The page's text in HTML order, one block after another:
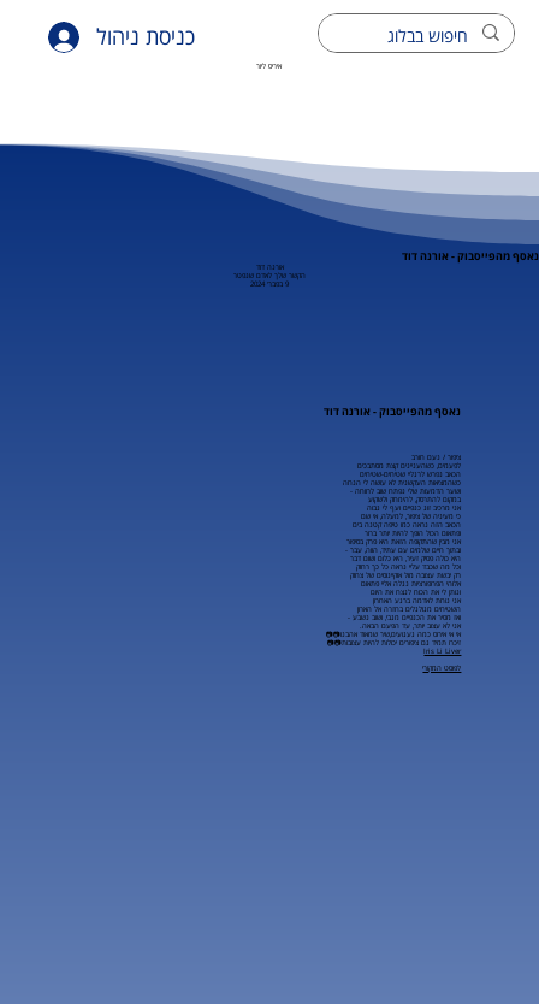
איריס ליור
כניסת ניהול
ציפור / נעם חורב
לפעמים, כשהעניינים קצת מסתבכים
הכאב נפרש לרגליי שטיחים-שטיחים
כשהמציאות העקשנית לא עושה לי הנחה
ושער הדמעות שלי נפתח שוב לרווחה -
במקום להתרסק, להימחק ולשקוע
אני מרכיב זוג כנפיים ועף לי גבוה
כי מעיניה של ציפור, למעלה, אי שם
הכאב הזה נראה כמו טיפה קטנה בים
ופתאום הכול הופך להיות יותר ברור
אני מבין שהתקופה הזאת היא פרק בסיפור
ובתוך חיים שלמים עם עתיד, הווה, עבר -
היא כולה פסיק זעיר, היא כלום ושום דבר
וכל מה שכבד עליי נראה כל כך רחוק
רק יבשת עצובה מול אוקיינוסים של צחוק
אלוהי הפרופורציות נגלה אליי פתאום
ונותן לי את הכוח לנצח את היום
אני נוחת לאדמה ברגע האחרון
השטיחים מגולגלים בחזרה אל הארון
ואז מסיר את הכנפיים מגבי, ושוב נשבע -
אני לא עצוב יותר, עד הפעם הבאה.
אי אי אירוס כמה געגועים,שיר שמאוד אהבנו📷📷
זיכרו תמיד גם ציפורים יכולות להיות עצובות📷📷
Iris Li Liver
לפוסט המקורי
נאסף מהפייסבוק - אורנה דוד
נאסף מהפייסבוק - אורנה דוד
אורנה דוד
הקשר שלך לאדם שנפטר
9 בפבר׳ 2024